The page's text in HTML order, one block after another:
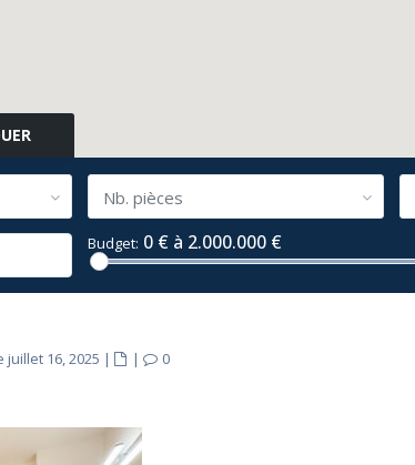
Nb. pièces
Budget: 0 € à 2.000.000 €
16, 2025 | | 0